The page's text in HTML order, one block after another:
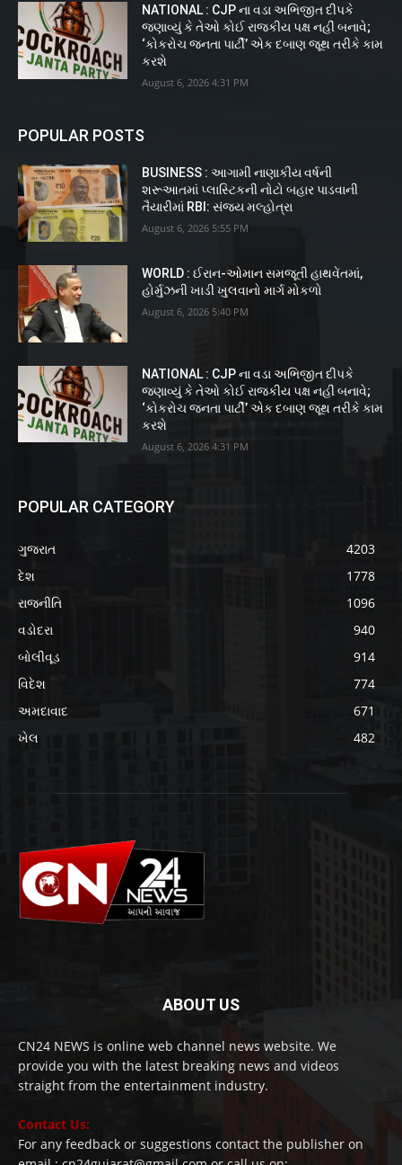
NATIONAL : CJP ના વડા અભિજીત દીપકે
જણાવ્યું કે તેઓ કોઈ રાજકીય પક્ષ નહીં બનાવે;
‘કોકરોચ જનતા પાર્ટી’ એક દબાણ જૂથ તરીકે કામ
કરશે
August 6, 2026 4:31 PM
POPULAR POSTS
BUSINESS : આગામી નાણાકીય વર્ષની
શરૂઆતમાં પ્લાસ્ટિકની નોટો બહાર પાડવાની
તૈયારીમાં RBI: સંજય મલ્હોત્રા
August 6, 2026 5:55 PM
WORLD : ઈરાન-ઓમાન સમજૂતી હાથવેંતમાં,
હોર્મુઝની ખાડી ખુલવાનો માર્ગ મોકળો
August 6, 2026 5:40 PM
NATIONAL : CJP ના વડા અભિજીત દીપકે
જણાવ્યું કે તેઓ કોઈ રાજકીય પક્ષ નહીં બનાવે;
‘કોકરોચ જનતા પાર્ટી’ એક દબાણ જૂથ તરીકે કામ
કરશે
August 6, 2026 4:31 PM
POPULAR CATEGORY
ગુજરાત
4203
દેશ
1778
રાજનીતિ
1096
વડોદરા
940
બોલીવૂડ
914
વિદેશ
774
અમદાવાદ
671
ખેલ
482
ABOUT US
CN24 NEWS is online web channel news website. We
provide you with the latest breaking news and videos
straight from the entertainment industry.
Contact Us:
For any feedback or suggestions contact the publisher on